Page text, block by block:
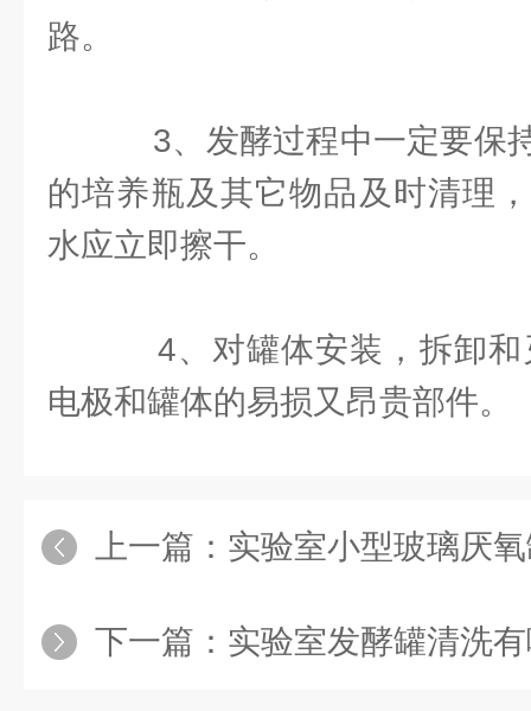
路。
3、发酵过程中一定要保
的培养瓶及其它物品及时清理
水应立即擦干。
4、对罐体安装，拆卸和
电极和罐体的易损又昂贵部件。
上一篇： 实验室小型玻璃厌氧罐较
下一篇： 实验室发酵罐清洗有哪